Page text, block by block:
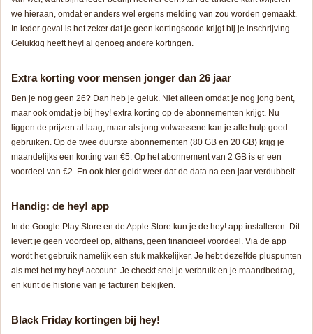
we hieraan, omdat er anders wel ergens melding van zou worden gemaakt.
In ieder geval is het zeker dat je geen kortingscode krijgt bij je inschrijving.
Gelukkig heeft hey! al genoeg andere kortingen.
Extra korting voor mensen jonger dan 26 jaar
Ben je nog geen 26? Dan heb je geluk. Niet alleen omdat je nog jong bent,
maar ook omdat je bij hey! extra korting op de abonnementen krijgt. Nu
liggen de prijzen al laag, maar als jong volwassene kan je alle hulp goed
gebruiken. Op de twee duurste abonnementen (80 GB en 20 GB) krijg je
maandelijks een korting van €5. Op het abonnement van 2 GB is er een
voordeel van €2. En ook hier geldt weer dat de data na een jaar verdubbelt.
Handig: de hey! app
In de Google Play Store en de Apple Store kun je de hey! app installeren. Dit
levert je geen voordeel op, althans, geen financieel voordeel. Via de app
wordt het gebruik namelijk een stuk makkelijker. Je hebt dezelfde pluspunten
als met het my hey! account. Je checkt snel je verbruik en je maandbedrag,
en kunt de historie van je facturen bekijken.
Black Friday kortingen bij hey!